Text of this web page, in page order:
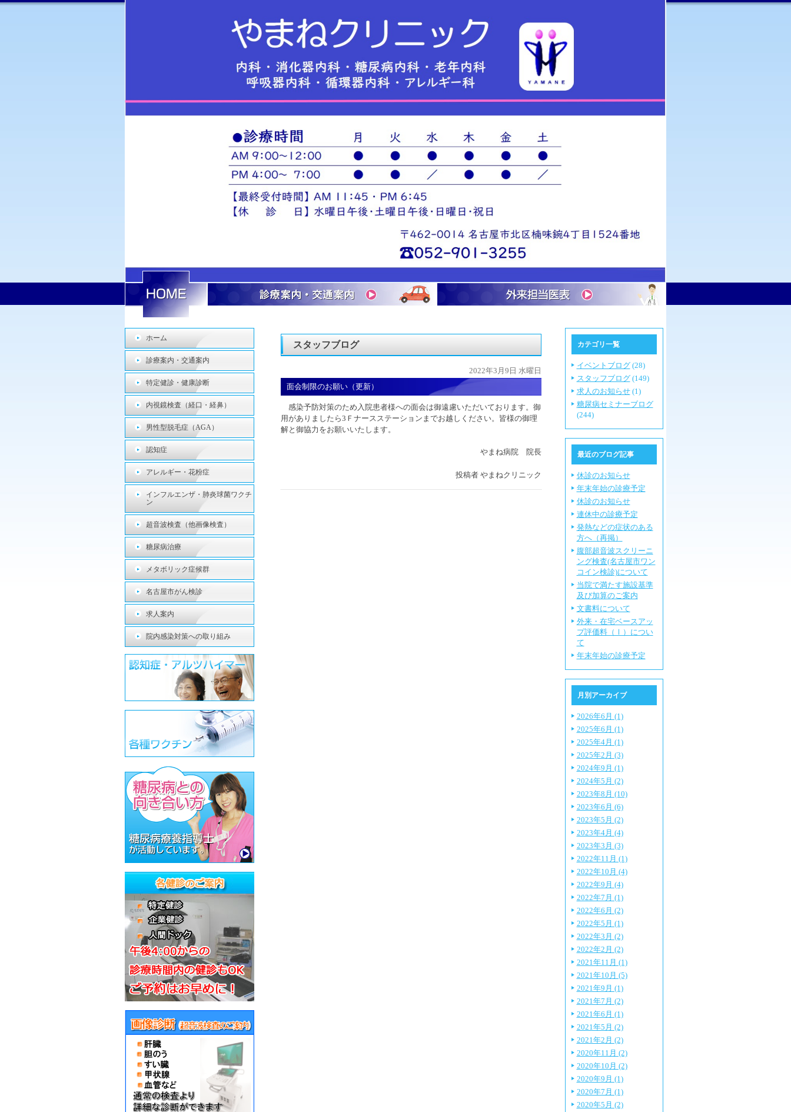
スタッフブログ
2022年3月9日 水曜日
面会制限のお願い（更新）
感染予防対策のため入院患者様への面会は御遠慮いただいております。御
用がありましたら3Ｆナースステーションまでお越しください。皆様の御理
解と御協力をお願いいたします。
やまね病院 院長
投稿者やまねクリニック
カテゴリ一覧
イベントブログ(28)
スタッフブログ(149)
求人のお知らせ(1)
糖尿病セミナーブログ
(244)
最近のブログ記事
休診のお知らせ
年末年始の診療予定
休診のお知らせ
連休中の診療予定
発熱などの症状のある
方へ（再掲）
腹部超音波スクリーニ
ング検査(名古屋市ワン
コイン検診)について
当院で満たす施設基準
及び加算のご案内
文書料について
外来・在宅ベースアッ
プ評価料（Ⅰ）につい
て
年末年始の診療予定
月別アーカイブ
2026年6月 (1)
2025年6月 (1)
2025年4月 (1)
2025年2月 (3)
2024年9月 (1)
2024年5月 (2)
2023年8月 (10)
2023年6月 (6)
2023年5月 (2)
2023年4月 (4)
2023年3月 (3)
2022年11月 (1)
2022年10月 (4)
2022年9月 (4)
2022年7月 (1)
2022年6月 (2)
2022年5月 (1)
2022年3月 (2)
2022年2月 (2)
2021年11月 (1)
2021年10月 (5)
2021年9月 (1)
2021年7月 (2)
2021年6月 (1)
2021年5月 (2)
2021年2月 (2)
2020年11月 (2)
2020年10月 (2)
2020年9月 (1)
2020年7月 (1)
2020年5月 (2)
ホーム
診療案内・交通案内
特定健診・健康診断
内視鏡検査（経口・経鼻）
男性型脱毛症（AGA）
認知症
アレルギー・花粉症
インフルエンザ・肺炎球菌ワクチ
ン
超音波検査（他画像検査）
糖尿病治療
メタボリック症候群
名古屋市がん検診
求人案内
院内感染対策への取り組み